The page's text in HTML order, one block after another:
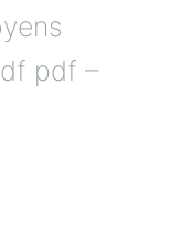
pdf –